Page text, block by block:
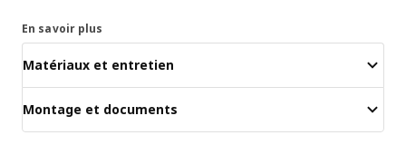
En savoir plus
Matériaux et entretien
Montage et documents